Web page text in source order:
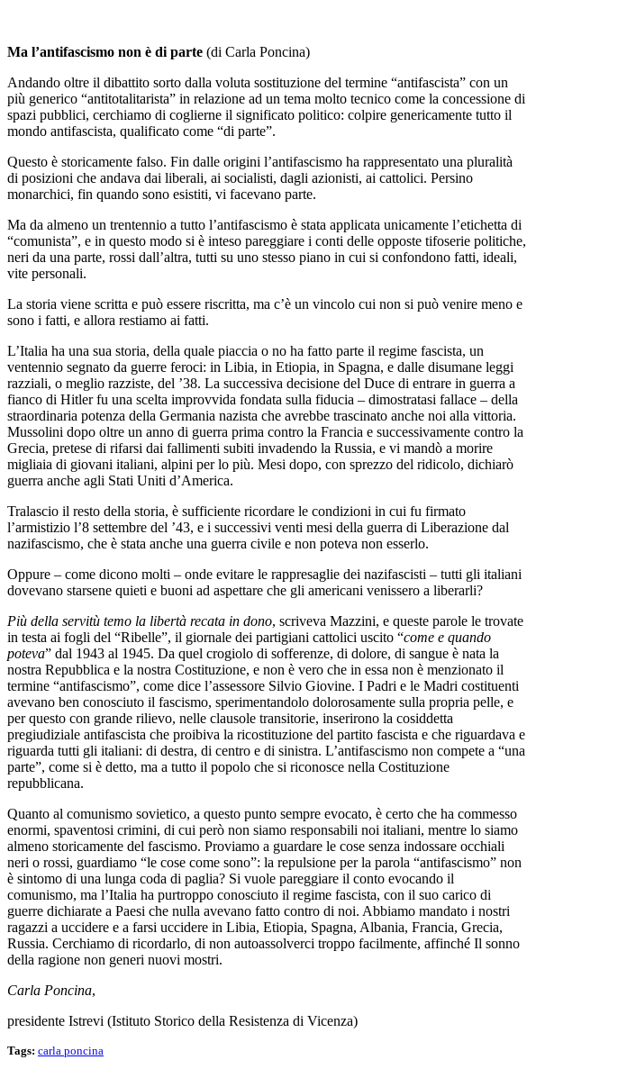
Ma l’antifascismo non è di parte (di Carla Poncina)
Andando oltre il dibattito sorto dalla voluta sostituzione del termine “antifascista” con un
più generico “antitotalitarista” in relazione ad un tema molto tecnico come la concessione di
spazi pubblici, cerchiamo di coglierne il significato politico: colpire genericamente tutto il
mondo antifascista, qualificato come “di parte”.
Questo è storicamente falso. Fin dalle origini l’antifascismo ha rappresentato una pluralità
di posizioni che andava dai liberali, ai socialisti, dagli azionisti, ai cattolici. Persino
monarchici, fin quando sono esistiti, vi facevano parte.
Ma da almeno un trentennio a tutto l’antifascismo è stata applicata unicamente l’etichetta di
“comunista”, e in questo modo si è inteso pareggiare i conti delle opposte tifoserie politiche,
neri da una parte, rossi dall’altra, tutti su uno stesso piano in cui si confondono fatti, ideali,
vite personali.
La storia viene scritta e può essere riscritta, ma c’è un vincolo cui non si può venire meno e
sono i fatti, e allora restiamo ai fatti.
L’Italia ha una sua storia, della quale piaccia o no ha fatto parte il regime fascista, un
ventennio segnato da guerre feroci: in Libia, in Etiopia, in Spagna, e dalle disumane leggi
razziali, o meglio razziste, del ’38. La successiva decisione del Duce di entrare in guerra a
fianco di Hitler fu una scelta improvvida fondata sulla fiducia – dimostratasi fallace – della
straordinaria potenza della Germania nazista che avrebbe trascinato anche noi alla vittoria.
Mussolini dopo oltre un anno di guerra prima contro la Francia e successivamente contro la
Grecia, pretese di rifarsi dai fallimenti subiti invadendo la Russia, e vi mandò a morire
migliaia di giovani italiani, alpini per lo più. Mesi dopo, con sprezzo del ridicolo, dichiarò
guerra anche agli Stati Uniti d’America.
Tralascio il resto della storia, è sufficiente ricordare le condizioni in cui fu firmato
l’armistizio l’8 settembre del ’43, e i successivi venti mesi della guerra di Liberazione dal
nazifascismo, che è stata anche una guerra civile e non poteva non esserlo.
Oppure – come dicono molti – onde evitare le rappresaglie dei nazifascisti – tutti gli italiani
dovevano starsene quieti e buoni ad aspettare che gli americani venissero a liberarli?
Più della servitù temo la libertà recata in dono, scriveva Mazzini, e queste parole le trovate
in testa ai fogli del “Ribelle”, il giornale dei partigiani cattolici uscito “come e quando
poteva” dal 1943 al 1945. Da quel crogiolo di sofferenze, di dolore, di sangue è nata la
nostra Repubblica e la nostra Costituzione, e non è vero che in essa non è menzionato il
termine “antifascismo”, come dice l’assessore Silvio Giovine. I Padri e le Madri costituenti
avevano ben conosciuto il fascismo, sperimentandolo dolorosamente sulla propria pelle, e
per questo con grande rilievo, nelle clausole transitorie, inserirono la cosiddetta
pregiudiziale antifascista che proibiva la ricostituzione del partito fascista e che riguardava e
riguarda tutti gli italiani: di destra, di centro e di sinistra. L’antifascismo non compete a “una
parte”, come si è detto, ma a tutto il popolo che si riconosce nella Costituzione
repubblicana.
Quanto al comunismo sovietico, a questo punto sempre evocato, è certo che ha commesso
enormi, spaventosi crimini, di cui però non siamo responsabili noi italiani, mentre lo siamo
almeno storicamente del fascismo. Proviamo a guardare le cose senza indossare occhiali
neri o rossi, guardiamo “le cose come sono”: la repulsione per la parola “antifascismo” non
è sintomo di una lunga coda di paglia? Si vuole pareggiare il conto evocando il
comunismo, ma l’Italia ha purtroppo conosciuto il regime fascista, con il suo carico di
guerre dichiarate a Paesi che nulla avevano fatto contro di noi. Abbiamo mandato i nostri
ragazzi a uccidere e a farsi uccidere in Libia, Etiopia, Spagna, Albania, Francia, Grecia,
Russia. Cerchiamo di ricordarlo, di non autoassolverci troppo facilmente, affinché Il sonno
della ragione non generi nuovi mostri.
Carla Poncina,
presidente Istrevi (Istituto Storico della Resistenza di Vicenza)
Tags: carla poncina